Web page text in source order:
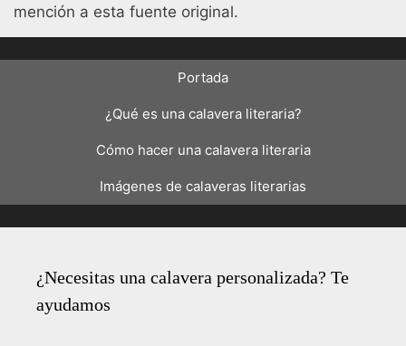
mención a esta fuente original.
Portada
¿Qué es una calavera literaria?
Cómo hacer una calavera literaria
Imágenes de calaveras literarias
¿Necesitas una calavera personalizada? Te
ayudamos